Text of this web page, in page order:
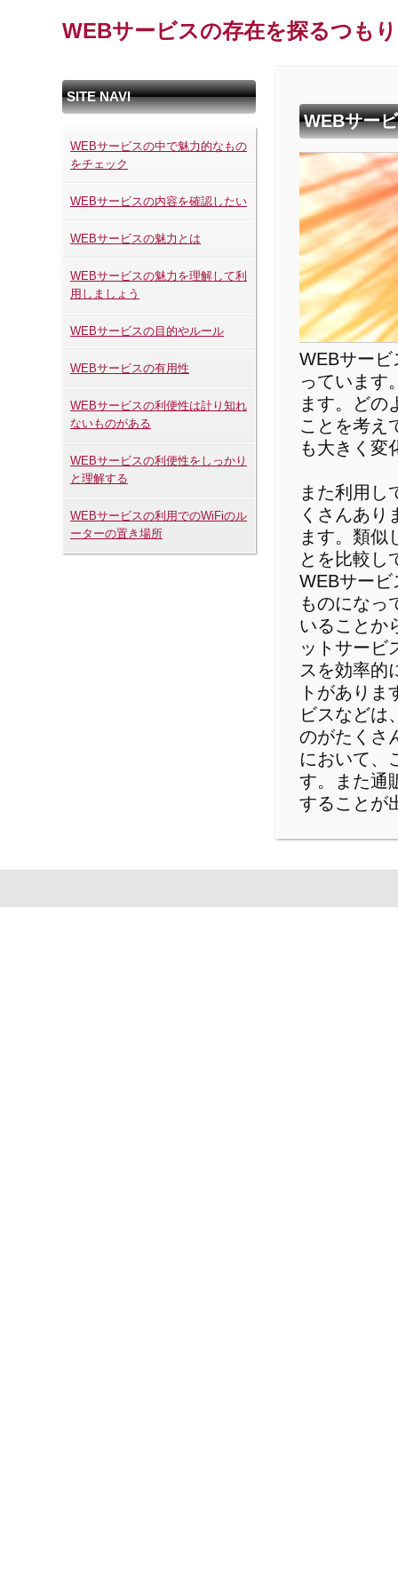
WEBサービスの存在を探るつも
SITE NAVI
WEBサービスの中で魅力的なもの
をチェック
WEBサービスの内容を確認したい
WEBサービスの魅力とは
WEBサービスの魅力を理解して利
用しましょう
WEBサービスの目的やルール
WEBサービスの有用性
WEBサービスの利便性は計り知れ
ないものがある
WEBサービスの利便性をしっかり
と理解する
WEBサービスの利用でのWiFiのル
ーターの置き場所
WEBサー
WEBサー
っています
ます。どの
ことを考え
も大きく変
また利用し
くさんあり
ます。類似
とを比較し
WEBサー
ものになっ
いることか
ットサービ
スを効率的
トがあり
ビスなどは
のがたくさ
において、
す。また通
することが